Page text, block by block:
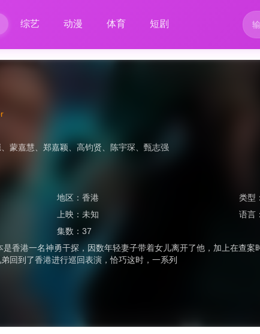
综艺 动漫 体育 短剧
蒙嘉慧 郑嘉颖 高钧贤 陈宇琛
甄志强
地区：香港 类型：
上映：未知 语言：
集数：37
是香港一名神勇干探，因数年轻妻子带着女儿离开了他，加上在查
回到了香港进行巡回表演，恰巧这时，一系列